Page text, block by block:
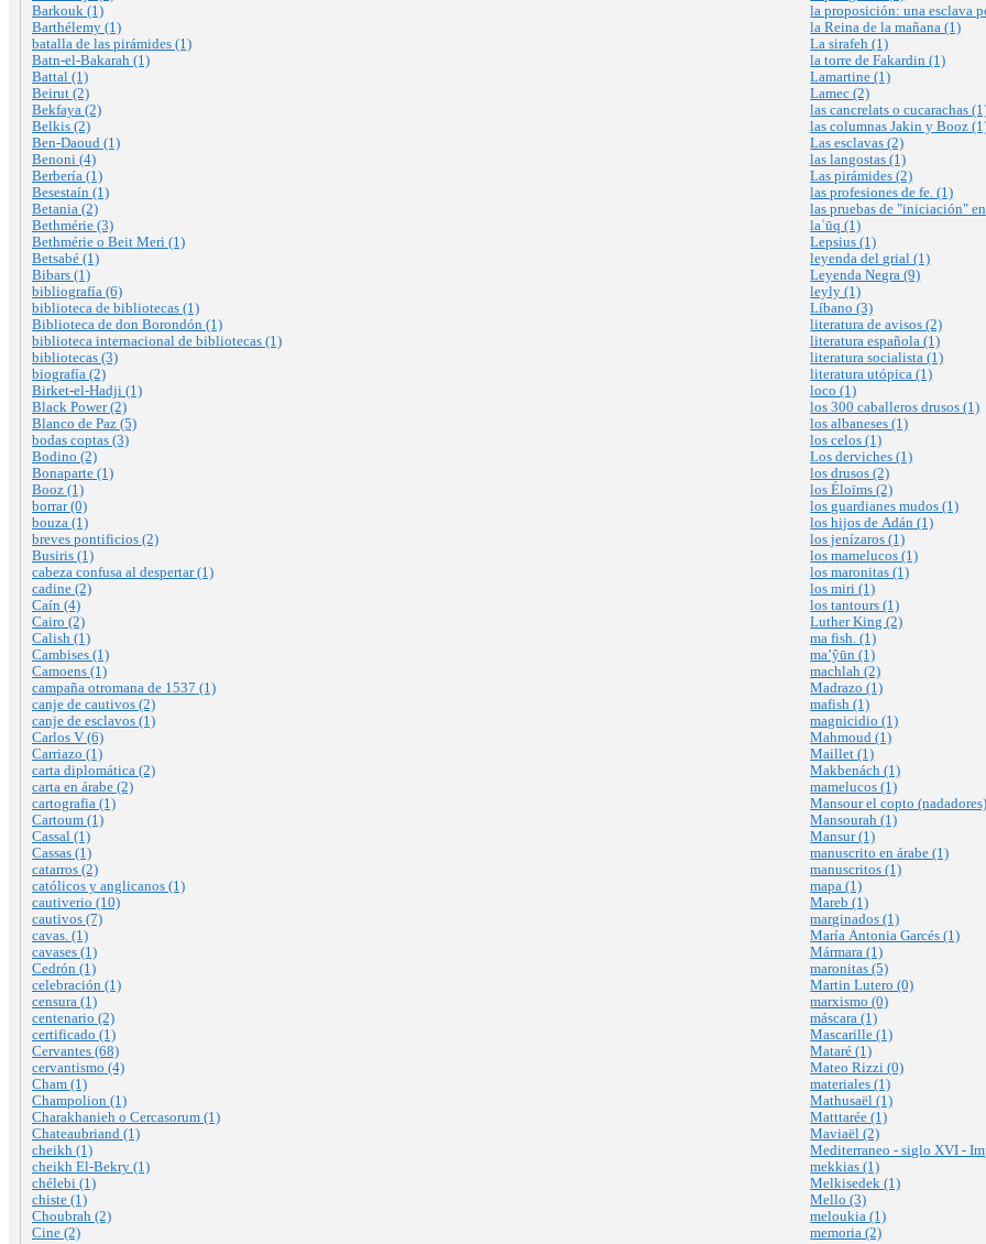
Barkouk (1)
Barthélemy (1)
batalla de las pirámides (1)
Batn-el-Bakarah (1)
Battal (1)
Beirut (2)
Bekfaya (2)
Belkis (2)
Ben-Daoud (1)
Benoni (4)
Berbería (1)
Besestaín (1)
Betania (2)
Bethmérie (3)
Bethmérie o Beit Meri (1)
Betsabé (1)
Bibars (1)
bibliografía (6)
biblioteca de bibliotecas (1)
Biblioteca de don Borondón (1)
biblioteca internacional de bibliotecas (1)
bibliotecas (3)
biografía (2)
Birket-el-Hadji (1)
Black Power (2)
Blanco de Paz (5)
bodas coptas (3)
Bodino (2)
Bonaparte (1)
Booz (1)
borrar (0)
bouza (1)
breves pontificios (2)
Busiris (1)
cabeza confusa al despertar (1)
cadine (2)
Caín (4)
Cairo (2)
Calish (1)
Cambises (1)
Camoens (1)
campaña otromana de 1537 (1)
canje de cautivos (2)
canje de esclavos (1)
Carlos V (6)
Carriazo (1)
carta diplomática (2)
carta en árabe (2)
cartografia (1)
Cartoum (1)
Cassal (1)
Cassas (1)
catarros (2)
católicos y anglicanos (1)
cautiverio (10)
cautivos (7)
cavas. (1)
cavases (1)
Cedrón (1)
celebración (1)
censura (1)
centenario (2)
certificado (1)
Cervantes (68)
cervantismo (4)
Cham (1)
Champolion (1)
Charakhanieh o Cercasorum (1)
Chateaubriand (1)
cheikh (1)
cheikh El-Bekry (1)
chélebi (1)
chiste (1)
Choubrah (2)
Cine (2)
la proposición: una esclava
la Reina de la mañana (1)
La sirafeh (1)
la torre de Fakardin (1)
Lamartine (1)
Lamec (2)
las cancrelats o cucarachas
las columnas Jakin y Booz
Las esclavas (2)
las langostas (1)
Las pirámides (2)
las profesiones de fe. (1)
las pruebas de "iniciación"
laʿūq (1)
Lepsius (1)
leyenda del grial (1)
Leyenda Negra (9)
leyly (1)
Líbano (3)
literatura de avisos (2)
literatura española (1)
literatura socialista (1)
literatura utópica (1)
loco (1)
los 300 caballeros drusos (1)
los albaneses (1)
los celos (1)
Los derviches (1)
los drusos (2)
los Éloïms (2)
los guardianes mudos (1)
los hijos de Adán (1)
los jenízaros (1)
los mamelucos (1)
los maronitas (1)
los miri (1)
los tantours (1)
Luther King (2)
ma fish. (1)
ma’ŷūn (1)
machlah (2)
Madrazo (1)
mafish (1)
magnicidio (1)
Mahmoud (1)
Maillet (1)
Makbenách (1)
mamelucos (1)
Mansour el copto
Mansourah (1)
Mansur (1)
manuscrito en árabe (1)
manuscritos (1)
mapa (1)
Mareb (1)
marginados (1)
María Antonia Garcés (1)
Mármara (1)
maronitas (5)
Martin Lutero (0)
marxismo (0)
máscara (1)
Mascarille (1)
Mataré (1)
Mateo Rizzi (0)
materiales (1)
Mathusaël (1)
Matttarée (1)
Maviaël (2)
Mediterraneo - siglo XVI -
mekkias (1)
Melkisedek (1)
Mello (3)
meloukia (1)
memoria (2)